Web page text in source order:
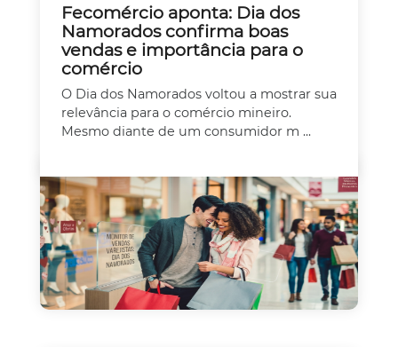
Fecomércio aponta: Dia dos
Namorados confirma boas
vendas e importância para o
comércio
O Dia dos Namorados voltou a mostrar sua
relevância para o comércio mineiro.
Mesmo diante de um consumidor m ...